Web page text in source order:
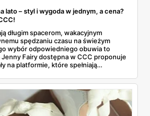
lato – styl i wygoda w jednym, a cena?
długim spacerom, wakacyjnym
spędzaniu czasu na świeżym
wybór odpowiedniego obuwia to
Fairy dostępna w CCC proponuje
na platformie, które spełniają
przystępne cenowo.